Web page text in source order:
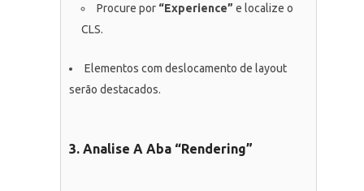
Procure por “Experience” e localize o
CLS.
Elementos com deslocamento de layout
serão destacados.
3. Analise A Aba “Rendering”